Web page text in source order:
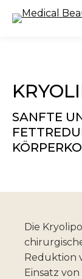
SANFTE
Die
Reduktion
Einsatz